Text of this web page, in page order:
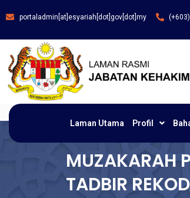
portaladmin[at]esyariah[dot]gov[dot]my
Laman Utama Profil
MUZAKARAH
TADBIR